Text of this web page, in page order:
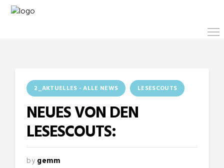
2_AKTUELLES - ALLE NEWS LESESCOUTS
NEUES VON DEN
LESESCOUTS:
bygemm